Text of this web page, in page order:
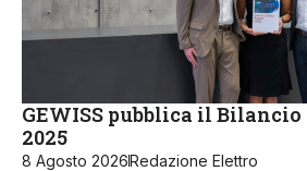
GEWISS pubblica il
2025
8 Agosto 2026Redazione Elettro